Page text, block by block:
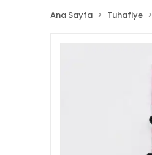
Ana Sayfa Tuhafiye